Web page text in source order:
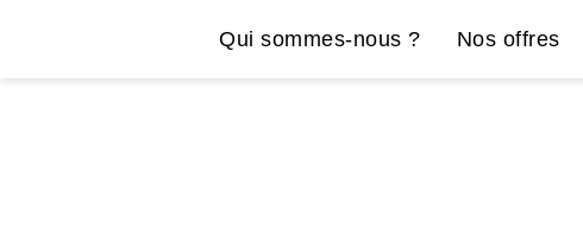
Qui sommes-nous ? Nos offres